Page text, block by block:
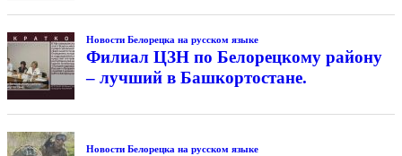
Новости Белорецка на русском языке
Филиал ЦЗН по Белорецкому району
– лучший в Башкортостане.
Новости Белорецка на русском языке